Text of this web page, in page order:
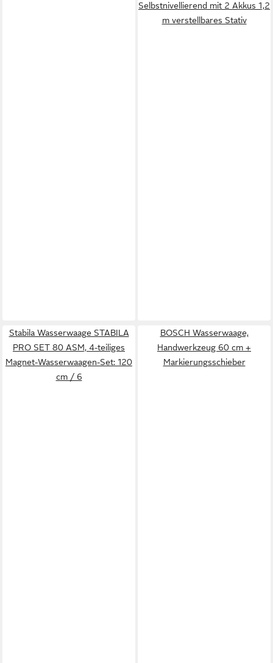
Selbstnivellierend mit 2 Akkus 1,2
m verstellbares Stativ
Stabila Wasserwaage STABILA
PRO SET 80 ASM, 4-teiliges
Magnet-Wasserwaagen-Set: 120
cm / 6
BOSCH Wasserwaage,
Handwerkzeug 60 cm +
Markierungsschieber